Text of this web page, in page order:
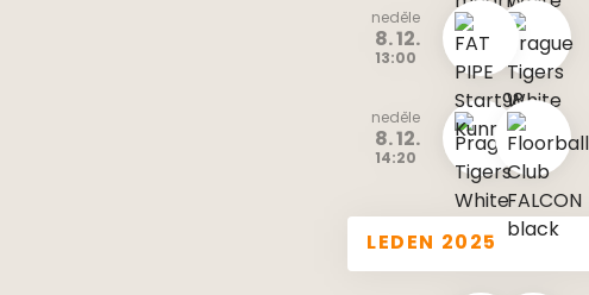
neděle
8. 12.
13:00
neděle
8. 12.
14:20
LEDEN 2025